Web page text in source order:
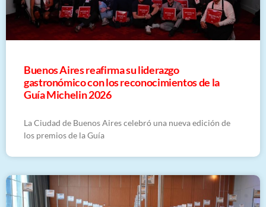
Buenos Aires reafirma su liderazgo
gastronómico con los reconocimientos de la
Guía Michelin 2026
La Ciudad de Buenos Aires celebró una nueva edición de
los premios de la Guía